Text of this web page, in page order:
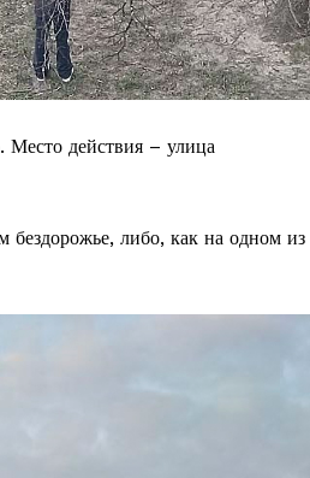
Место действия – улица
бездорожье, либо, как на одном из